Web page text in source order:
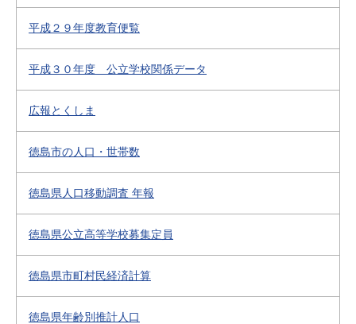
平成２９年度教育便覧
平成３０年度 公立学校関係データ
広報とくしま
徳島市の人口・世帯数
徳島県人口移動調査 年報
徳島県公立高等学校募集定員
徳島県市町村民経済計算
徳島県年齢別推計人口